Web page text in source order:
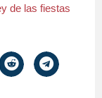
de las fiestas